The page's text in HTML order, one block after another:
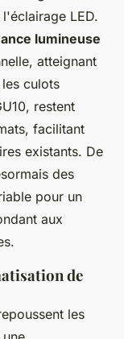
LED.
lumineuse
atteignant
culots
restent
facilitant
existants. De
des
pour un
aux
de
les